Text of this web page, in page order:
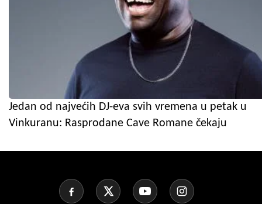
Jedan od najvećih DJ-eva svih vremena u petak u
Vinkuranu: Rasprodane Cave Romane čekaju